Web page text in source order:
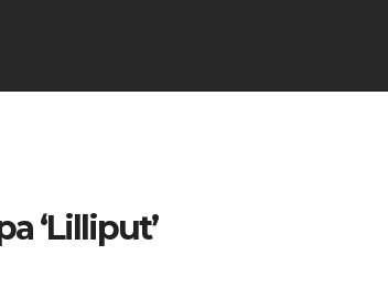
‘Lilliput’